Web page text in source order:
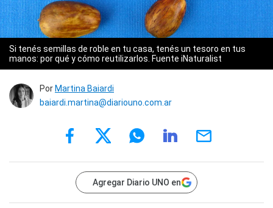
Si tenés semillas de roble en tu casa, tenés un tesoro en tus
manos: por qué y cómo reutilizarlos. Fuente iNaturalist
Por Martina Baiardi
baiardi.martina@diariouno.com.ar
Agregar Diario UNO en